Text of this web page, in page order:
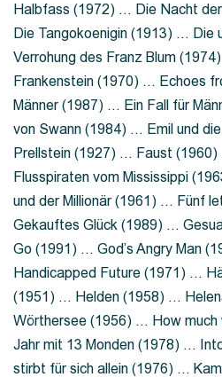
Halbfass (1972) … Die Nacht
Die Tangokoenigin (1913) …
Verrohung des Franz Blum
Frankenstein (1970) … Echoes
Männer (1987) … Ein Fall für
von Swann (1984) … Emil und
Prellstein (1927) … Faust
Flusspiraten vom Mississippi
und der Millionär (1961) … Fünf
Gekauftes Glück (1989) …
Go (1991) … God’s Angry Man
Handicapped Future (1971) …
(1951) … Helden (1958) …
Wörthersee (1956) … How much
Jahr mit 13 Monden (1978) …
stirbt für sich allein (1976) …